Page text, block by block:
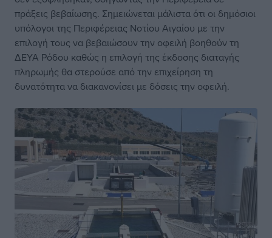
πράξεις βεβαίωσης. Σημειώνεται μάλιστα ότι οι δημόσιοι
υπόλογοι της Περιφέρειας Νοτίου Αιγαίου με την
επιλογή τους να βεβαιώσουν την οφειλή βοηθούν τη
ΔΕΥΑ Ρόδου καθώς η επιλογή της έκδοσης διαταγής
πληρωμής θα στερούσε από την επιχείρηση τη
δυνατότητα να διακανονίσει με δόσεις την οφειλή.